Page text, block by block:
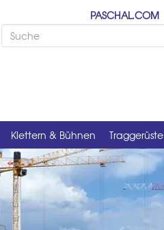
PASCHAL.COM
Klettern & Bühnen Traggerüste